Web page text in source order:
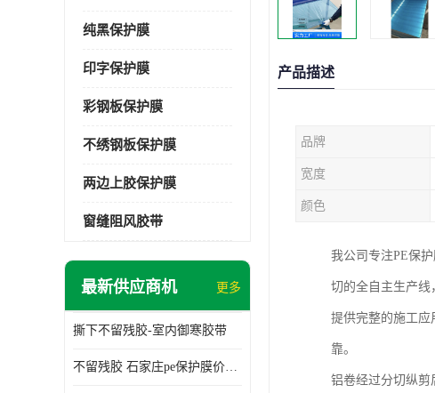
纯黑保护膜
印字保护膜
彩钢板保护膜
不绣钢板保护膜
两边上胶保护膜
窗缝阻风胶带
最新供应商机 更多
撕下不留残胶-室内御寒胶带
不留残胶 石家庄pe保护膜价格 塑料薄膜
产品描述
品牌
宽度
颜色
我公司专注PE保
切的全自主生产线
提供完整的施工应
靠。
铝卷经过分切纵剪